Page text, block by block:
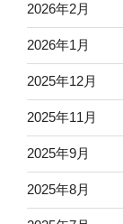
2026年2月
2026年1月
2025年12月
2025年11月
2025年9月
2025年8月